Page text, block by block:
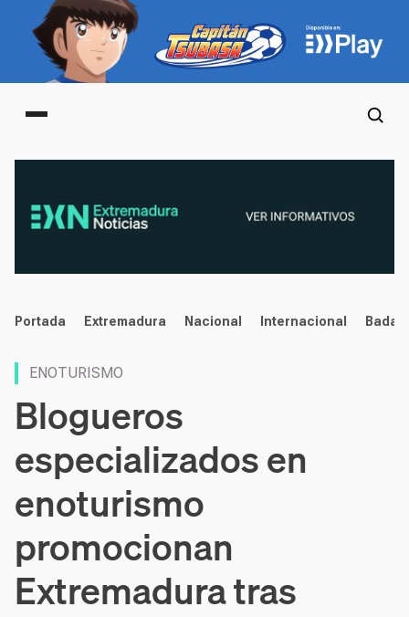
Main menu
noticias
Portada Extremadura Nacional Internacional
ENOTURISMO
Blogueros
especializados en
enoturismo
promocionan
Extremadura tras